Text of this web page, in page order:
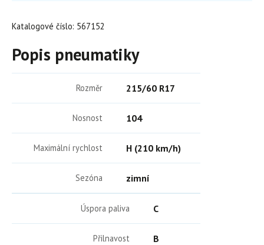
Katalogové číslo: 567152
Popis pneumatiky
Rozměr 215/60 R17
Nosnost 104
Maximální rychlost H (210 km/h)
Sezóna zimní
Úspora paliva C
Přilnavost B